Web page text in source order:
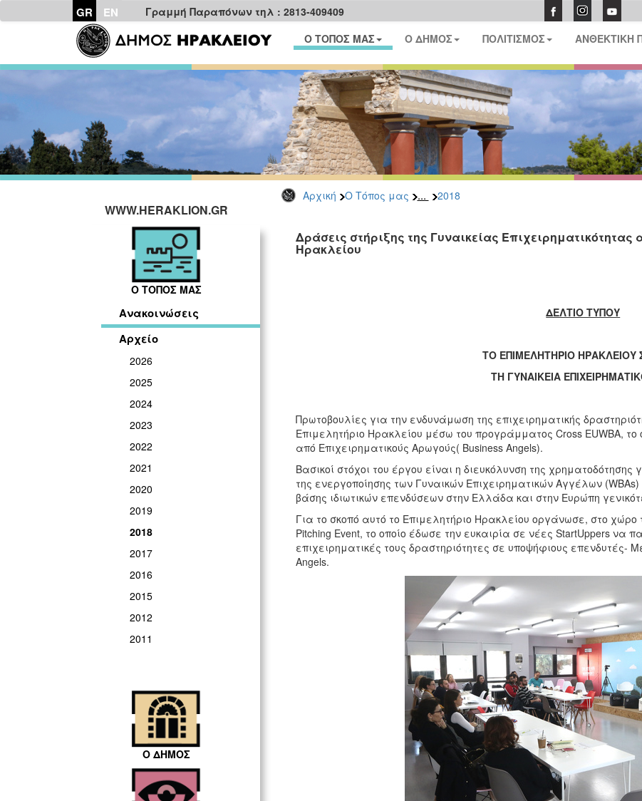
GR EN Γραμμή Παραπόνων τηλ : 2813-409409
Ο ΤΟΠΟΣ ΜΑΣ Ο ΔΗΜΟΣ ΠΟΛΙΤΙΣΜΟΣ ΑΝΘΕΚΤΙΚΗ
Αρχική Ο Τόπος μας ... 2018
WWW.HERAKLION.GR
Ο ΤΟΠΟΣ ΜΑΣ
Ανακοινώσεις
Αρχείο
2026
2025
2024
2023
2022
2021
2020
2019
2018
2017
2016
2015
2012
2011
Ο ΔΗΜΟΣ
Δράσεις στήριξης της Γυναικείας
Ηρακλείου
ΔΕΛΤΙΟ ΤΥΠΟΥ
ΤΟ ΕΠΙΜΕΛΗΤΗΡΙΟ ΗΡΑΚΛΕΙΟΥ
ΤΗ ΓΥΝΑΙΚΕΙΑ
Πρωτοβουλίες για την ενδυνάμωση της επιχειρηματικής
Επιμελητήριο Ηρακλείου μέσω του προγράμματος Cross EUWBA,
από Επιχειρηματικούς Αρωγούς( Business Angels).
Βασικοί στόχοι του έργου είναι η διευκόλυνση της
της ενεργοποίησης των Γυναικών Επιχειρηματικών Αγγέλων
βάσης ιδιωτικών επενδύσεων στην Ελλάδα και στην Ευρώπη
Για το σκοπό αυτό το Επιμελητήριο Ηρακλείου οργάνωσε, στο
Pitching Event, το οποίο έδωσε την ευκαιρία σε νέες StartUppers να
επιχειρηματικές τους δραστηριότητες σε υποψήφιους επενδυτές-
Angels.